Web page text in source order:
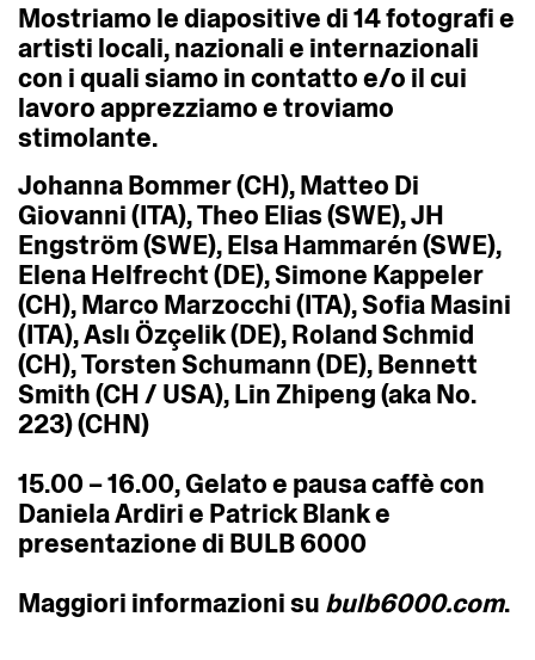
Mostriamo lediapositivedi14fotografie
artisti locali,nazionalie internazionali
con iqualisiamo incontattoe/o ilcui
lavoroapprezziamoetroviamo
stimolante.
JohannaBommer(CH),Matteo Di
Giovanni(ITA),Theo Elias(SWE),JH
Engström(SWE),ElsaHammarén(SWE),
ElenaHelfrecht(DE),Simone Kappeler
(CH),Marco Marzocchi(ITA),SofiaMasini
(ITA),Aslı Özçelik(DE),RolandSchmid
(CH),TorstenSchumann(DE),Bennett
Smith(CH/ USA),LinZhipeng(akaNo.
223)(CHN)
15.00–16.00,Gelatoe pausacaffècon
DanielaArdirie PatrickBlanke
presentazionedi BULB6000
Maggiori informazionisu bulb6000.com.